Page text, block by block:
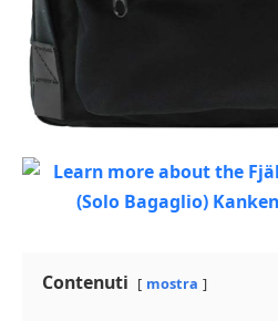
Contenuti mostra